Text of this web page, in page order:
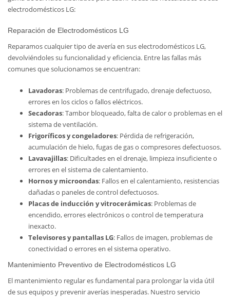
electrodomésticos LG:
Reparación de Electrodomésticos LG
Reparamos cualquier tipo de avería en sus electrodomésticos LG,
devolviéndoles su funcionalidad y eficiencia. Entre las fallas más
comunes que solucionamos se encuentran:
Lavadoras: Problemas de centrifugado, drenaje defectuoso,
errores en los ciclos o fallos eléctricos.
Secadoras: Tambor bloqueado, falta de calor o problemas en el
sistema de ventilación.
Frigoríficos y congeladores: Pérdida de refrigeración,
acumulación de hielo, fugas de gas o compresores defectuosos.
Lavavajillas: Dificultades en el drenaje, limpieza insuficiente o
errores en el sistema de calentamiento.
Hornos y microondas: Fallos en el calentamiento, resistencias
dañadas o paneles de control defectuosos.
Placas de inducción y vitrocerámicas: Problemas de
encendido, errores electrónicos o control de temperatura
inexacto.
Televisores y pantallas LG: Fallos de imagen, problemas de
conectividad o errores en el sistema operativo.
Mantenimiento Preventivo de Electrodomésticos LG
El mantenimiento regular es fundamental para prolongar la vida útil
de sus equipos y prevenir averías inesperadas. Nuestro servicio